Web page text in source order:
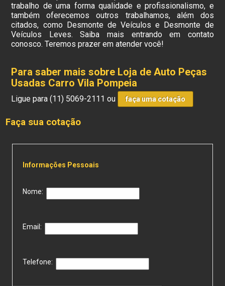
trabalho de uma forma qualidade e profissionalismo, e
também oferecemos outros trabalhamos, além dos
citados, como Desmonte de Veículos e Desmonte de
Veículos Leves. Saiba mais entrando em contato
conosco. Teremos prazer em atender você!
Para saber mais sobre Loja de Auto Peças
Usadas Carro Vila Pompeia
Ligue para(11) 5069-2111 ou faça uma cotação
Faça sua cotação
Informações Pessoais
Nome:
Email:
Telefone: